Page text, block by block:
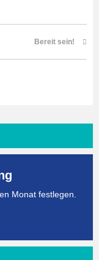
Bereit sein!
Monat festlegen.